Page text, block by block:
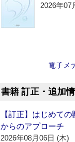
2026年07
電子メ
書籍 訂正・追加
【訂正】はじめて
からのアプローチ
2026年08月06日 (木)